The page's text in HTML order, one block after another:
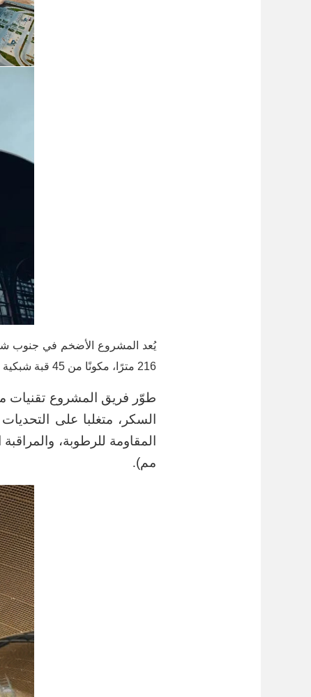
216 مترًا، مكونًا من 45 قبة شبكية فرعية بامتداد 36 مترًا لكل منها. وقد استخدم في إنشائه أكثر من 11 ألف طن من عناصر القبة الفولاذية.
طوّر فريق المشروع تقنيات
السكر، متغلبا على
مم).